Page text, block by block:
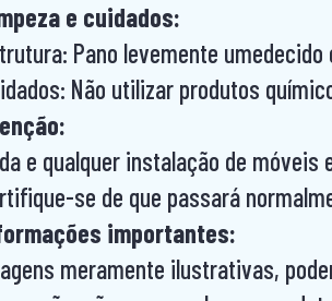
e cuidados:
Pano levemente
Não utilizar produtos
e qualquer instalação de
se de que passará
importantes:
meramente ilustrativas,